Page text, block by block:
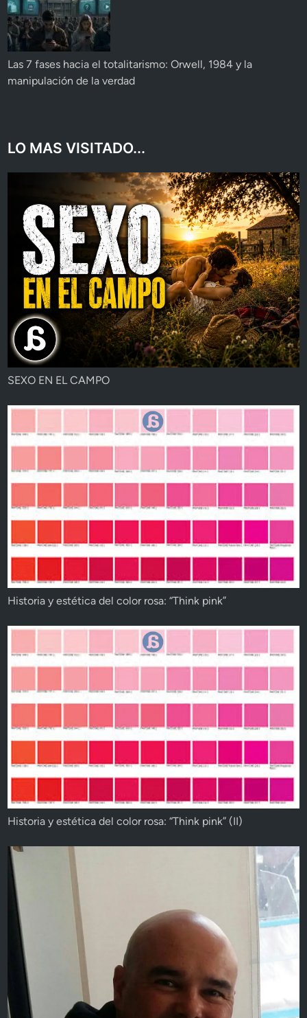
Las 7 fases hacia el totalitarismo: Orwell, 1984 y la
manipulación de la verdad
LO MAS VISITADO...
SEXO EN EL CAMPO
Historia y estética del color rosa: “Think pink”
Historia y estética del color rosa: “Think pink” (II)